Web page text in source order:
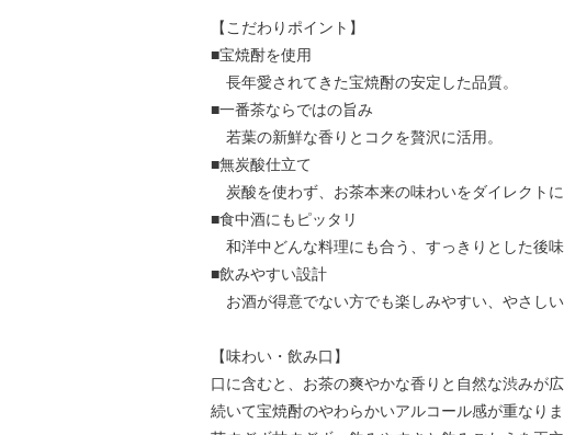
【こだわりポイント】
■宝焼酎を使用
長年愛されてきた宝焼酎の安定した品質。
■一番茶ならではの旨み
若葉の新鮮な香りとコクを贅沢に活用。
■無炭酸仕立て
炭酸を使わず、お茶本来の味わいをダイレクトに
■食中酒にもピッタリ
和洋中どんな料理にも合う、すっきりとした後味
■飲みやすい設計
お酒が得意でない方でも楽しみやすい、やさしい
【味わい・飲み口】
口に含むと、お茶の爽やかな香りと自然な渋みが広
続いて宝焼酎のやわらかいアルコール感が重なりま